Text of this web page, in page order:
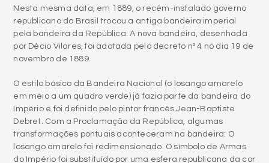
por Décio Vilares, foi adotada pelo decreto nº 4 no dia 19 de
novembro de 1889.
O estilo básico da Bandeira Nacional (o losango amarelo
em meio a um quadro verde) já fazia parte da bandeira do
Debret. Com a Proclamação da República, algumas
transformações pontuais aconteceram na bandeira: O
losango amarelo foi redimensionado. O símbolo de Armas
do Império foi substituído por uma esfera republicana da cor
azul.
Na esfera, foi acrescentado um lema de orientação